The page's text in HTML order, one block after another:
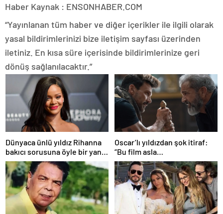
Haber Kaynak : ENSONHABER.COM
“Yayınlanan tüm haber ve diğer içerikler ile ilgili olarak
yasal bildirimlerinizi bize iletişim sayfası üzerinden
iletiniz. En kısa süre içerisinde bildirimlerinize geri
dönüş sağlanılacaktır.”
Dünyaca ünlü yıldız Rihanna
bakıcı sorusuna öyle bir yanıt
verdi ki! “35 yıl boyunca…”
Oscar’lı yıldızdan şok itiraf:
“Bu film asla
yayınlanmamalıydı!”